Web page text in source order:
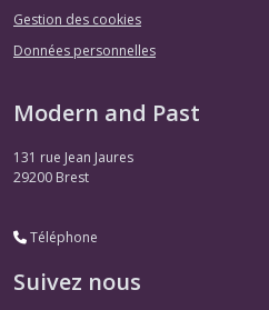
Gestion des cookies
Données personnelles
Modern and Past
131 rue Jean Jaures
29200 Brest
Téléphone
Suivez nous